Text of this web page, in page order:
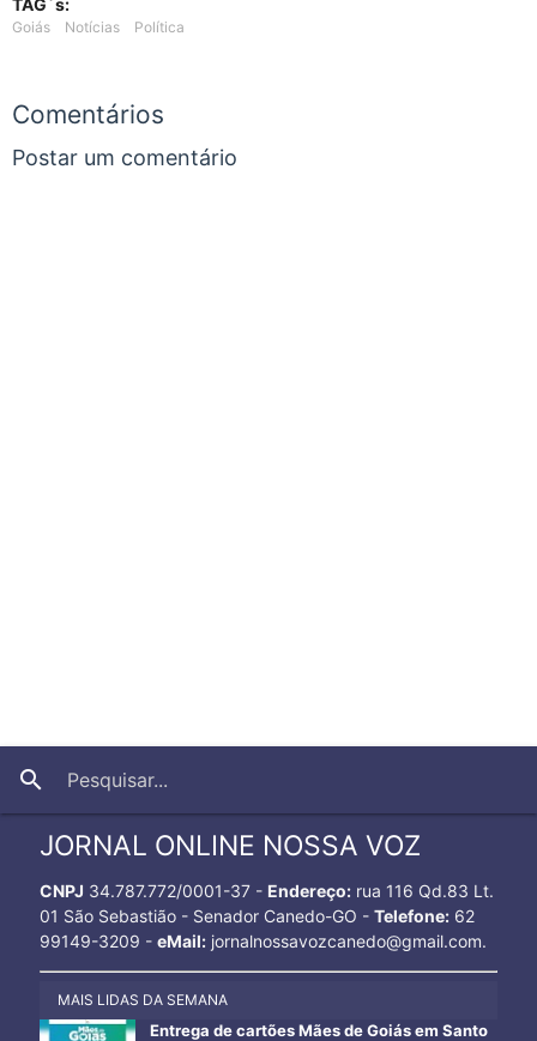
Goiás Notícias Política
Comentários
Postar um comentário
search
JORNAL ONLINE NOSSA VOZ
CNPJ 34.787.772/0001-37 - Endereço:rua 116 Qd.83 Lt.
01 São Sebastião - Senador Canedo-GO - Telefone:62
99149-3209 - eMail:jornalnossavozcanedo@gmail.com.
MAIS LIDAS DA SEMANA
Entrega de cartões Mães de Goiás em Santo